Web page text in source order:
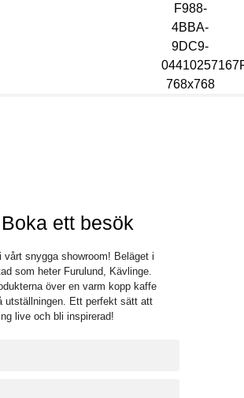
Boka ett besök
vårt snygga showroom! Beläget i
som heter Furulund, Kävlinge.
över en varm kopp kaffe
utställningen. Ett perfekt sätt att
live och bli inspirerad!